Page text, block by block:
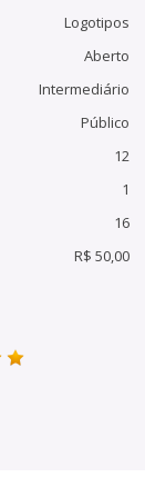
Logotipos
Aberto
Intermediário
Público
12
1
16
R$ 50,00